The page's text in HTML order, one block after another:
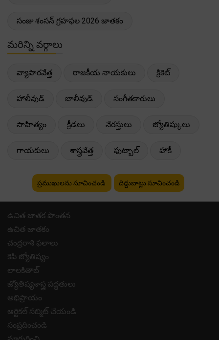
సంజు శంసన్ గ్రహఫల 2026 జాతకం
మరిన్ని వర్గాలు
వ్యాపారవేత్త రాజకీయ నాయకులు క్రికెట్
హాలీవుడ్ బాలీవుడ్ సంగీతకారులు
సాహిత్యం క్రీడలు నేరస్తులు జ్యోతిష్కులు
గాయకులు శాస్త్రవేత్త ఫుట్బాల్ హాకీ
ప్రముఖులను సూచించండి దిద్దుబాట్లు సూచించండి
ఉచిత జాతక పొంతన
ఉచిత జాతకం
చంద్రరాశి ఫలాలు
కెపి జ్యోతిష్యం
లాలకితాబ్
జ్యోతిష్యశాస్త్ర పద్ధతులు
అభిప్రాయం
ఆర్టికల్ సబ్మిట్ చేయండి
సంప్రదించండి